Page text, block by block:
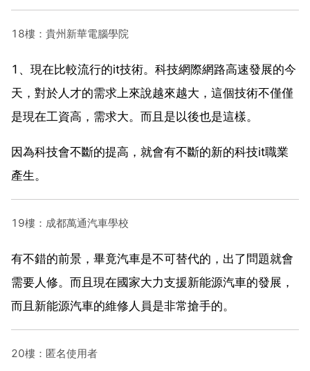
18樓：貴州新華電腦學院
1、現在比較流行的it技術。科技網際網路高速發展的今
天，對於人才的需求上來說越來越大，這個技術不僅僅
是現在工資高，需求大。而且是以後也是這樣。
因為科技會不斷的提高，就會有不斷的新的科技it職業
產生。
19樓：成都萬通汽車學校
有不錯的前景，畢竟汽車是不可替代的，出了問題就會
需要人修。而且現在國家大力支援新能源汽車的發展，
而且新能源汽車的維修人員是非常搶手的。
20樓：匿名使用者